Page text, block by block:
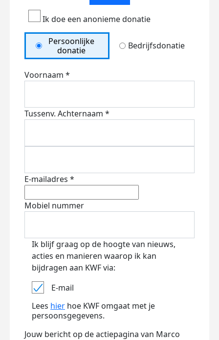
Ik doe een anonieme donatie
Persoonlijke
donatie
Bedrijfsdonatie
Voornaam *
Tussenv. Achternaam *
E-mailadres *
Mobiel nummer
Ik blijf graag op de hoogte van nieuws,
acties en manieren waarop ik kan
bijdragen aan KWF via:
E-mail
Lees hier hoe KWF omgaat met je
persoonsgegevens.
Jouw bericht op de actiepagina van Marco